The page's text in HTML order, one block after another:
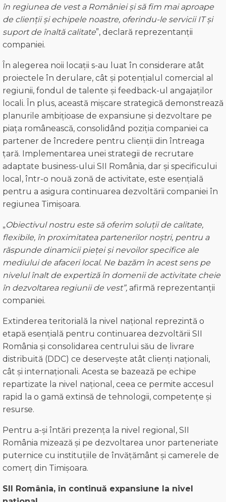
în regiunea de vest a României și să fim mai aproape
de cliențiișiechipele noastre, oferindu-le serviciiITși
suport de înaltă calitate”, declară reprezentanții
companiei.
În alegerea noii locații s-au luat în considerare atât
proiectele în derulare, cât și potențialul comercial al
regiunii, fondul de talente și feedback-ul angajaților
locali. În plus, această mișcare strategică demonstrează
planurile ambițioase de expansiune și dezvoltare pe
piața românească, consolidând poziția companiei ca
partener de încredere pentru clienții din întreaga
țară. Implementarea unei strategii de recrutare
adaptate business-ului SII România, dar și specificului
local, într-o nouă zonă de activitate, este esențială
pentru a asigura continuarea dezvoltării companiei în
regiunea Timișoara.
„Obiectivul nostru este să oferim soluții de calitate,
flexibile, în proximitatea partenerilor noștri, pentru a
răspunde dinamicii pieței și nevoilor specifice ale
mediului de afaceri local. Ne bazăm în acestsens pe
nivelul înalt de expertiză în domenii de activitate cheie
în dezvoltarea regiunii de vest”, afirmă reprezentanții
companiei.
Extinderea teritorială la nivel național reprezintă o
etapă esențială pentru continuarea dezvoltării SII
România și consolidarea centrului său de livrare
distribuită (DDC) ce deservește atât clienți naționali,
cât și internaționali. Acesta se bazează pe echipe
repartizate la nivel național, ceea ce permite accesul
rapid la o gamă extinsă de tehnologii, competențe și
resurse.
Pentru a-și întări prezența la nivel regional, SII
România mizează și pe dezvoltarea unor parteneriate
puternice cu instituțiile de învățământ și camerele de
comerț din Timișoara.
SII România, în continuă expansiune la nivel